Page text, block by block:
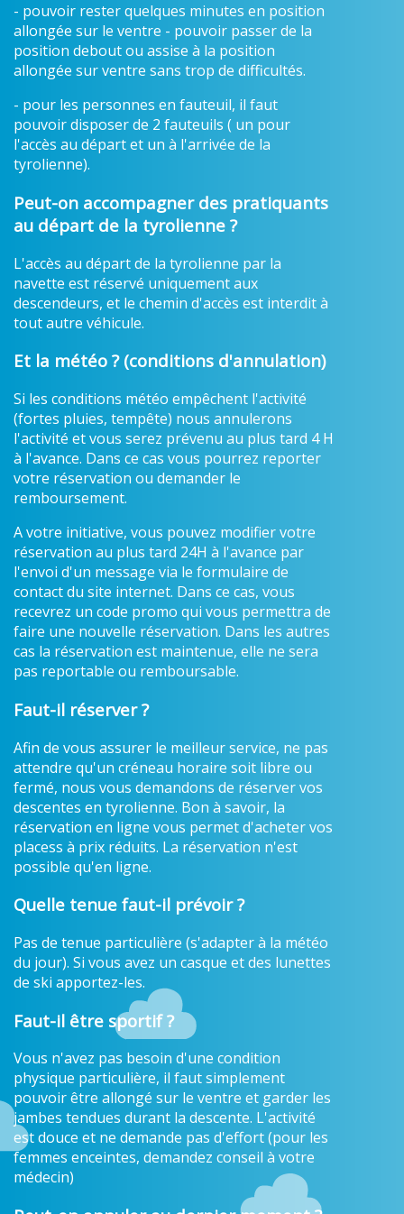
- pouvoir rester quelques minutes en position
allongée sur le ventre - pouvoir passer de la
position debout ou assise à la position
allongée sur ventre sans trop de difficultés.
- pour les personnes en fauteuil, il faut
pouvoir disposer de 2 fauteuils ( un pour
l'accès au départ et un à l'arrivée de la
tyrolienne).
Peut-on accompagner des pratiquants
au départ de la tyrolienne ?
L'accès au départ de la tyrolienne par la
navette est réservé uniquement aux
descendeurs, et le chemin d'accès est interdit à
tout autre véhicule.
Et la météo ? (conditions d'annulation)
Si les conditions météo empêchent l'activité
(fortes pluies, tempête) nous annulerons
l'activité et vous serez prévenu au plus tard 4 H
à l'avance. Dans ce cas vous pourrez reporter
votre réservation ou demander le
remboursement.
A votre initiative, vous pouvez modifier votre
réservation au plus tard 24H à l'avance par
l'envoi d'un message via le formulaire de
contact du site internet. Dans ce cas, vous
recevrez un code promo qui vous permettra de
faire une nouvelle réservation. Dans les autres
cas la réservation est maintenue, elle ne sera
pas reportable ou remboursable.
Faut-il réserver ?
Afin de vous assurer le meilleur service, ne pas
attendre qu'un créneau horaire soit libre ou
fermé, nous vous demandons de réserver vos
descentes en tyrolienne. Bon à savoir, la
réservation en ligne vous permet d'acheter vos
placess à prix réduits. La réservation n'est
possible qu'en ligne.
Quelle tenue faut-il prévoir ?
Pas de tenue particulière (s'adapter à la météo
du jour). Si vous avez un casque et des lunettes
de ski apportez-les.
Faut-il être sportif ?
Vous n'avez pas besoin d'une condition
physique particulière, il faut simplement
pouvoir être allongé sur le ventre et garder les
jambes tendues durant la descente. L'activité
est douce et ne demande pas d'effort (pour les
femmes enceintes, demandez conseil à votre
médecin)